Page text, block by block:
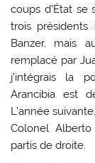
coups d’État se
trois
Banzer, mais
remplacé par
j’intégrais la
Arancibia est
L’année
Colonel
partis de droite.